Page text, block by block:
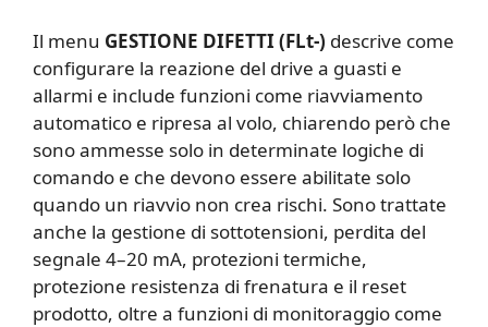
Il menu GESTIONE DIFETTI (FLt-) descrive come
configurare la reazione del drive a guasti e
allarmi e include funzioni come riavviamento
automatico e ripresa al volo, chiarendo però che
sono ammesse solo in determinate logiche di
comando e che devono essere abilitate solo
quando un riavvio non crea rischi. Sono trattate
anche la gestione di sottotensioni, perdita del
segnale 4–20 mA, protezioni termiche,
protezione resistenza di frenatura e il reset
prodotto, oltre a funzioni di monitoraggio come